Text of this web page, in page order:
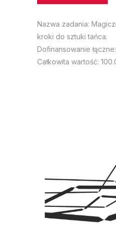
Nazwa zadania:
kroki do sztuki tańca.
Dofinansowanie
Całkowita wartość: